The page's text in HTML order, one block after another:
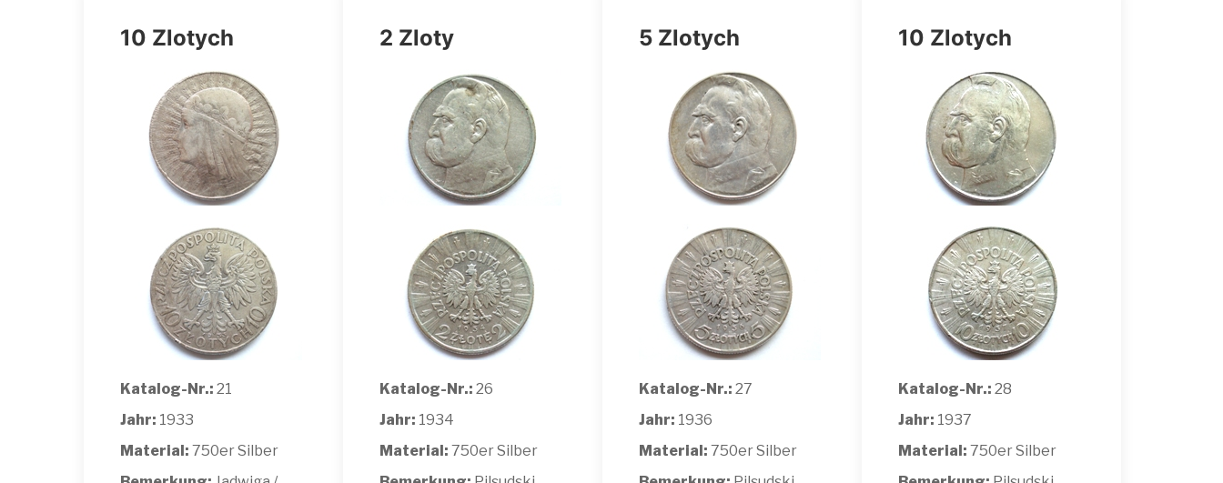
10 Zlotych
Katalog-Nr.: 21
Jahr: 1933
Material: 750er Silber
2 Zloty
Katalog-Nr.: 26
Jahr: 1934
Material: 750er Silber
5 Zlotych
Katalog-Nr.: 27
Jahr: 1936
Material: 750er Silber
10 Zlotych
Katalog-Nr.: 28
Jahr: 1937
Material: 750er Silber